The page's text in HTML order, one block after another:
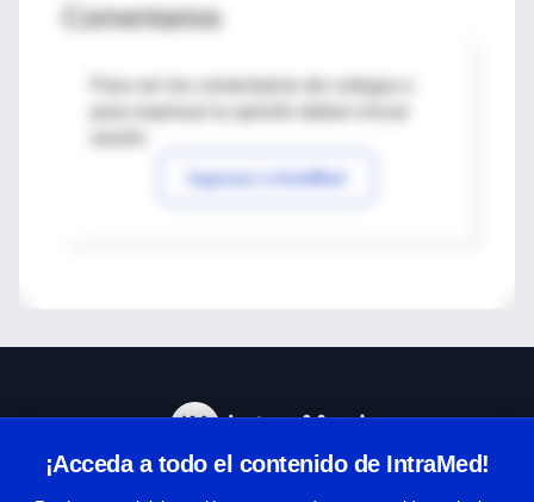
Comentarios
Para ver los comentarios de colegas o
Ingresar a IntraMed
¡Acceda a todo el contenido de IntraMed!